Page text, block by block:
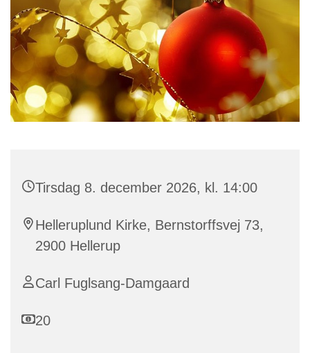
Tirsdag 8. december 2026, kl. 14:00
Helleruplund Kirke, Bernstorffsvej 73,
2900 Hellerup
Carl Fuglsang-Damgaard
20